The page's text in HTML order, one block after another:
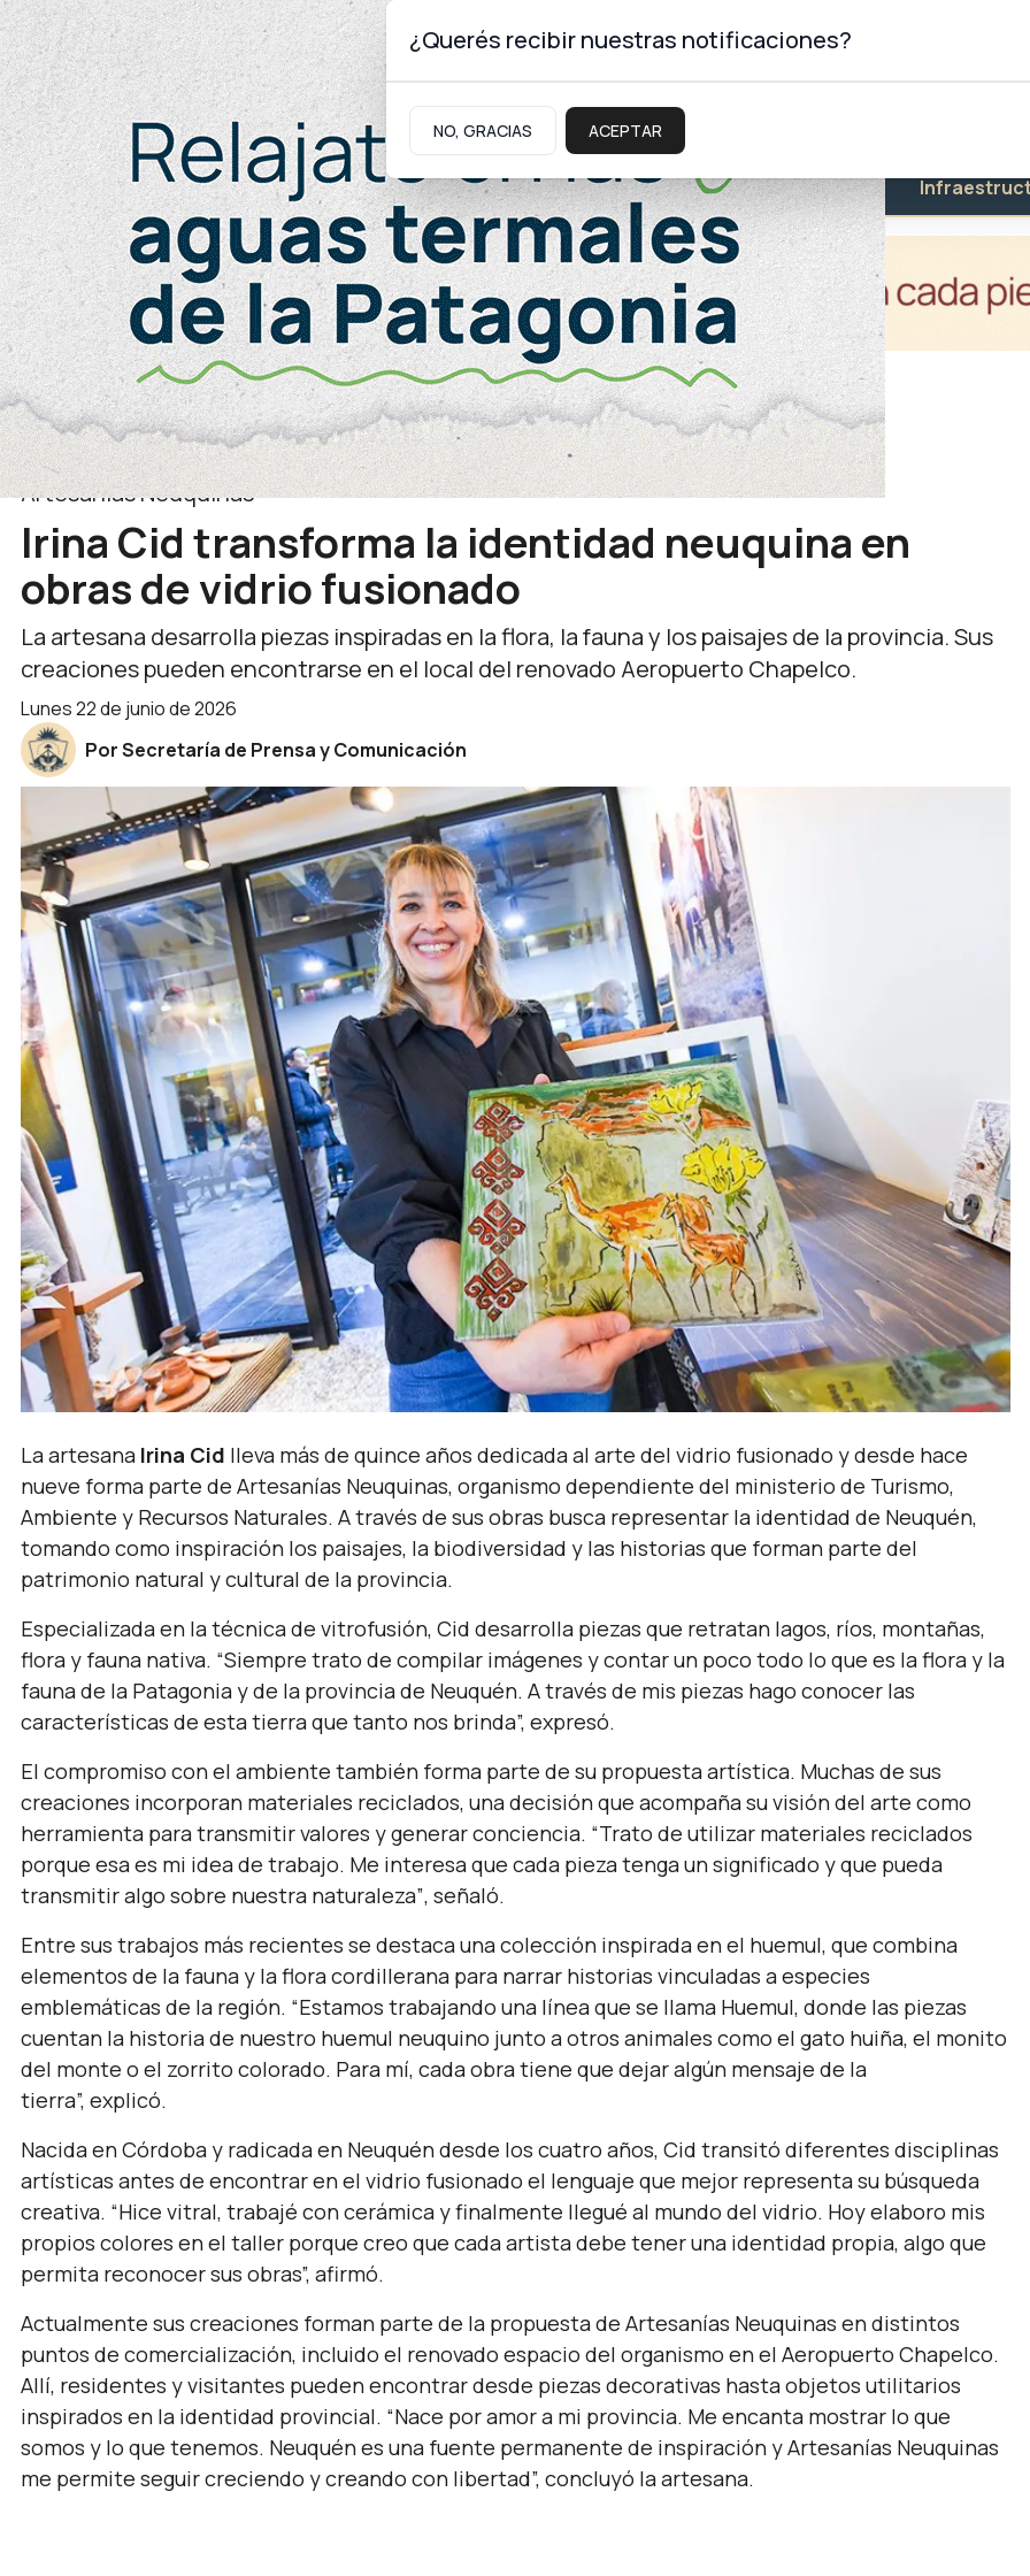
Sábado 8 deAgosto de 2026
Neuquinidad Gabinete Turismo Educación Salud
Turismo
Artesanías Neuquinas
Irina Cid transforma la identidad neuquina en
obras de vidrio fusionado
La artesana desarrolla piezas inspiradas en la flora, la fauna y los paisajes de la provincia. Sus
creaciones pueden encontrarse en el local del renovado Aeropuerto Chapelco.
lunes 22 de junio de 2026
Por Secretaría de Prensa y Comunicación
La artesana Irina Cid lleva más de quince años dedicada al arte del vidrio fusionado y desde hace
nueve forma parte de Artesanías Neuquinas, organismo dependiente del ministerio de Turismo,
Ambiente y Recursos Naturales. A través de sus obras busca representar la identidad de Neuquén,
tomando como inspiración los paisajes, la biodiversidad y las historias que forman parte del
patrimonio natural y cultural de la provincia.
Especializada en la técnica de vitrofusión, Cid desarrolla piezas que retratan lagos, ríos, montañas,
flora y fauna nativa. “Siempre trato de compilar imágenes y contar un poco todo lo que es la flora y la
fauna de la Patagonia y de la provincia de Neuquén. A través de mis piezas hago conocer las
características de esta tierra que tanto nos brinda”, expresó.
El compromiso con el ambiente también forma parte de su propuesta artística. Muchas de sus
creaciones incorporan materiales reciclados, una decisión que acompaña su visión del arte como
herramienta para transmitir valores y generar conciencia. “Trato de utilizar materiales reciclados
porque esa es mi idea de trabajo. Me interesa que cada pieza tenga un significado y que pueda
transmitir algo sobre nuestra naturaleza”, señaló.
Entre sus trabajos más recientes se destaca una colección inspirada en el huemul, que combina
elementos de la fauna y la flora cordillerana para narrar historias vinculadas a especies
emblemáticas de la región. “Estamos trabajando una línea que se llama Huemul, donde las piezas
cuentan la historia de nuestro huemul neuquino junto a otros animales como el gato huiña, el monito
del monte o el zorrito colorado. Para mí, cada obra tiene que dejar algún mensaje de la
tierra”, explicó.
Nacida en Córdoba y radicada en Neuquén desde los cuatro años, Cid transitó diferentes disciplinas
artísticas antes de encontrar en el vidrio fusionado el lenguaje que mejor representa su búsqueda
creativa. “Hice vitral, trabajé con cerámica y finalmente llegué al mundo del vidrio. Hoy elaboro mis
propios colores en el taller porque creo que cada artista debe tener una identidad propia, algo que
permita reconocer sus obras”, afirmó.
Actualmente sus creaciones forman parte de la propuesta de Artesanías Neuquinas en distintos
puntos de comercialización, incluido el renovado espacio del organismo en el Aeropuerto Chapelco.
Allí, residentes y visitantes pueden encontrar desde piezas decorativas hasta objetos utilitarios
inspirados en la identidad provincial. “Nace por amor a mi provincia. Me encanta mostrar lo que
somos y lo que tenemos. Neuquén es una fuente permanente de inspiración y Artesanías Neuquinas
me permite seguir creciendo y creando con libertad”, concluyó la artesana.
¿Querés recibir nuestras notificaciones?
NO, GRACIAS ACEPTAR